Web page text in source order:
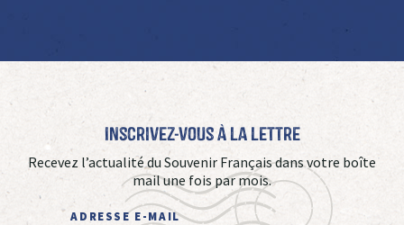
Inscrivez-vous à La Lettre
Recevez l’actualité du Souvenir Français dans votre boîte
mail une fois par mois.
ADRESSE E-MAIL